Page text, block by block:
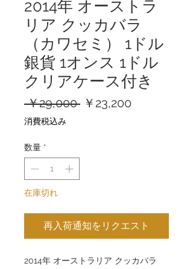
2014年 オーストラ
リア クッカバラ
（カワセミ） 1ドル
銀貨 1オンス 1ドル
クリアケース付き
￥29,000 通￥23,200
消費税込み
数量 *
在庫切れ
再入荷通知をリクエスト
2014年 オーストラリア クッカバラ